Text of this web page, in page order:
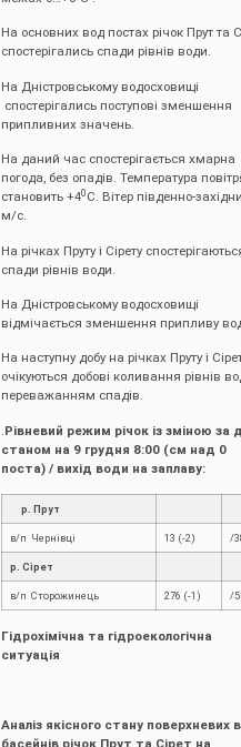
На основних вод постах річок Прут та
спостерігались спади рівнів води.
На Дністровському водосховищі
спостерігались поступові зменшення
припливних значень.
На даний час спостерігається хмарна
погода, без опадів. Температура
становить +40 С. Вітер південно-
м/с.
На річках Пруту і Сірету
спади рівнів води.
На Дністровському водосховищі
відмічається зменшення припливу
На наступну добу на річках Пруту і
очікуються добові коливання рівнів
переважанням спадів.
Рівневий режим річок із зміною за
станом на 9 грудня 8:00 (см над 0
поста) / вихід води на заплаву:
р. Прут
в/п Чернівці 13 (-2) /
р. Сірет
в/п Сторожинець 276 (-1) /
Гідрохімічна та гідроекологічна
ситуація
Аналіз якісного стану поверхневих
басейнів річок Прут та Сірет на